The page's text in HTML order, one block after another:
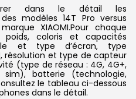
dans le détail les
modèles 14T Pro versus
XIAOMI.Pour chaque
coloris et capacités
et type d’écran, type
résolution et type de capteur
(type de réseau : 4G, 4G+,
batterie (technologie,
le tableau ci-dessous
dans le détail.